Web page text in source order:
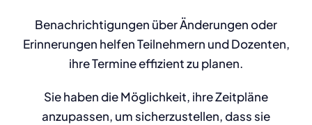
Benachrichtigungen über Änderungen oder
Erinnerungen helfen Teilnehmern und Dozenten,
ihre Termine effizient zu planen.
Sie haben die Möglichkeit, ihre Zeitpläne
anzupassen, um sicherzustellen, dass sie